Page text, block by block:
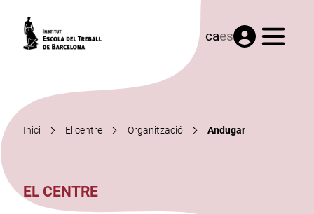
caes Menú
Inici El centre Organització Andugar
EL CENTRE